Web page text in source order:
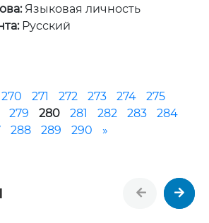
Языковая личность
Русский
270 271 272 273 274
275
279 280 281 282 283
284
288 289 290 »